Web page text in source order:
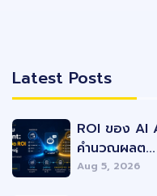
Latest Posts
ROI ของ AI
คำนวณผลต...
Aug 5, 2026